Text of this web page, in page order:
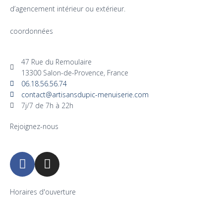
d’agencement intérieur ou extérieur.
coordonnées
47 Rue du Remoulaire
13300 Salon-de-Provence, France
06.18.56.56.74
contact@artisansdupic-menuiserie.com
7j/7 de 7h à 22h
Rejoignez-nous
Horaires d'ouverture